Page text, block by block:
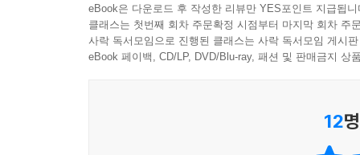
eBook은 다운로드 후 작성한 리뷰만 YES포인트 지급됩니
클래스는 첫번째 회차 주문확정 시점부터 마지막 회차 주
사락 독서모임으로 진행된 클래스는 사락 독서모임 게시
eBook 페이백, CD/LP, DVD/Blu-ray, 패션 및 판매금지 상
12